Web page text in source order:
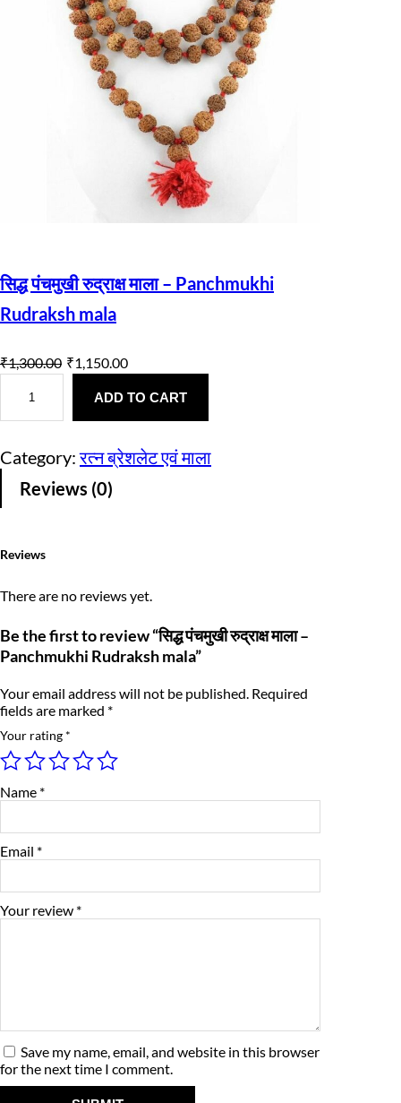
सिद्ध पंचमुखी रुद्राक्ष माला – Panchmukhi
Rudraksh mala
₹1,300.00 O
g
i
p
r
i
c
e
w
1
0
.
0
₹1,150.00C
u
r
r
r
i
c
e
0
0
.
खी
क्ष
–
a
n
h
m
u
h
i
u
d
r
a
k
h
m
a
a
q
u
ADD TO CART
Category:रत्न ब्रेशलेट एवं माला
Reviews (0)
Reviews
There are no reviews yet.
Be the first to review “सिद्ध पंचमुखी रुद्राक्ष माला –
Panchmukhi Rudraksh mala”
Your email address will not be published. Required
fields are marked *
Your rating *
Your review *
Name *
Email *
Save my name, email, and website in this browser
for the next time I comment.